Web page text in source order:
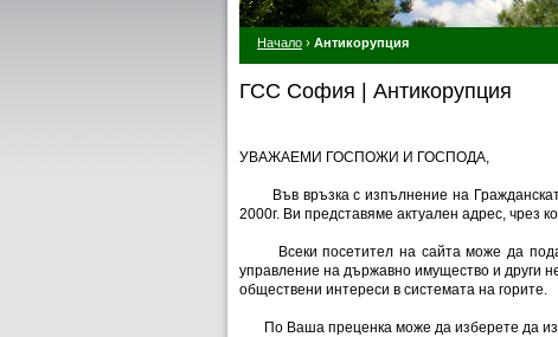
Начало › Антикорупция
ГСС София | Антикорупция
УВАЖАЕМИ ГОСПОЖИ И ГОСПОДА,
Във връзка с изпълнение на
2000г. Ви представяме актуален адрес, чрез
Всеки посетител на сайта може да
управление на държавно имущество и други
обществени интереси в системата на горите.
По Ваша преценка може да изберете да